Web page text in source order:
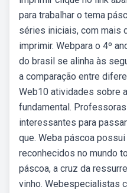
para trabalhar o tema
séries iniciais, com mais
imprimir. Webpara o 4º
do brasil se alinha às
a comparação entre
Web10 atividades sobre
fundamental.
interessantes para
que. Weba páscoa
reconhecidos no mundo
páscoa, a cruz da
vinho. Webespecialistas